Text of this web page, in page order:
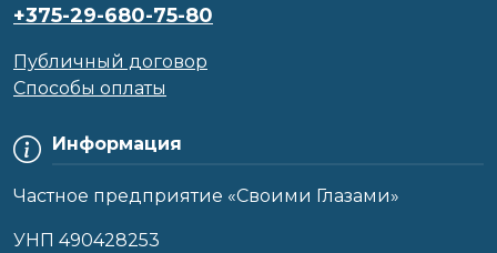
Информация
Частное предприятие «Своими Глазами»
УНП 490428253
+375-29-680-75-80
Публичный договор
Способы оплаты